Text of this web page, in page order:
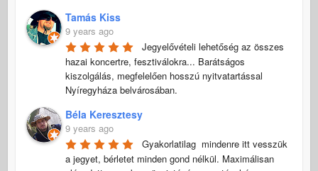
Tamás Kiss
9 years ago
Jegyelővételi lehetőség az összes
hazai koncertre, fesztiválokra... Barátságos
kiszolgálás, megfelelően hosszú nyitvatartással
Nyíregyháza belvárosában.
Béla Keresztesy
9 years ago
Gyakorlatilag  mindenre itt vesszük
a jegyet, bérletet minden gond nélkül. Maximálisan